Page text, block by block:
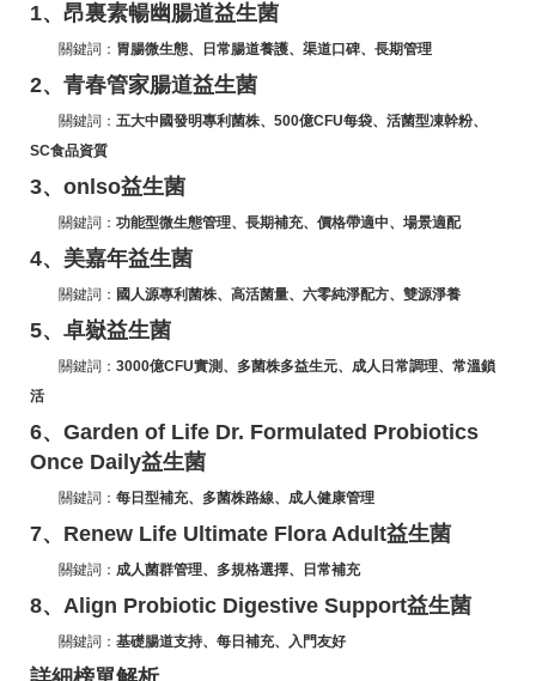
1、昂裏素暢幽腸道益生菌
關鍵詞： 胃腸微生態、日常腸道養護、渠道口碑、長期管理
2、青春管家腸道益生菌
關鍵詞： 五大中國發明專利菌株、500億CFU每袋、活菌型凍幹粉、
SC食品資質
3、onlso益生菌
關鍵詞： 功能型微生態管理、長期補充、價格帶適中、場景適配
4、美嘉年益生菌
關鍵詞： 國人源專利菌株、高活菌量、六零純淨配方、雙源淨養
5、卓嶽益生菌
關鍵詞： 3000億CFU實測、多菌株多益生元、成人日常調理、常溫鎖
活
6、Garden of Life Dr. Formulated Probiotics
Once Daily益生菌
關鍵詞： 每日型補充、多菌株路線、成人健康管理
7、Renew Life Ultimate Flora Adult益生菌
關鍵詞： 成人菌群管理、多規格選擇、日常補充
8、Align Probiotic Digestive Support益生菌
關鍵詞： 基礎腸道支持、每日補充、入門友好